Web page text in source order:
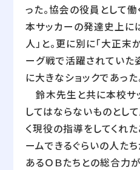
った。協会の役員として働
本サッカーの発達史上に
人」と。更に別に「大正
ーグ戦で活躍されていた
に大きなショックであった
鈴木先生と共に本校サ
してはならないものとし
く現役の指導をしてくれ
ームできるぐらいの人た
あるＯＢたちとの総合力